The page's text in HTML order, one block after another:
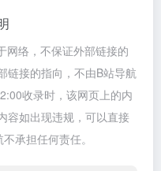
网络，不保证外部链接的
链接的指向，不由B站导航
收录时，该网页上的内
容如出现违规，可以直接
承担任何责任。